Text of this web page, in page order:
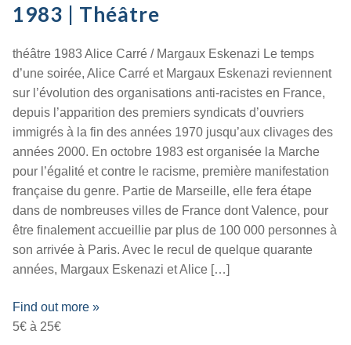
1983 | Théâtre
théâtre 1983 Alice Carré / Margaux Eskenazi Le temps
d’une soirée, Alice Carré et Margaux Eskenazi reviennent
sur l’évolution des organisations anti-racistes en France,
depuis l’apparition des premiers syndicats d’ouvriers
immigrés à la fin des années 1970 jusqu’aux clivages des
années 2000. En octobre 1983 est organisée la Marche
pour l’égalité et contre le racisme, première manifestation
française du genre. Partie de Marseille, elle fera étape
dans de nombreuses villes de France dont Valence, pour
être finalement accueillie par plus de 100 000 personnes à
son arrivée à Paris. Avec le recul de quelque quarante
années, Margaux Eskenazi et Alice […]
Find out more »
5€ à 25€